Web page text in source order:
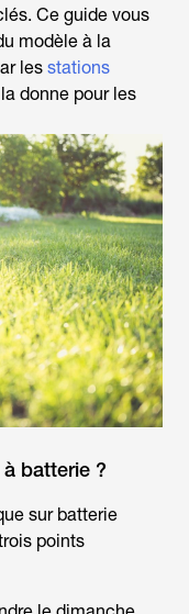
Ce guide vous
modèle à la
les stations
donne pour les
batterie ?
sur batterie
points